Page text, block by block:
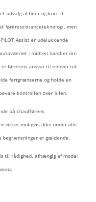
udvalg af biler og kun til
førerassistanceteknologi, men
Assist er udelukkende
i midten handler om
førerens ansvar til enhver tid
fartgrænserne og holde en
kontrollen over bilen.
på chaufførens
virker muligvis ikke under alle
begrænsninger er gældende.
til rådighed, afhængig af model